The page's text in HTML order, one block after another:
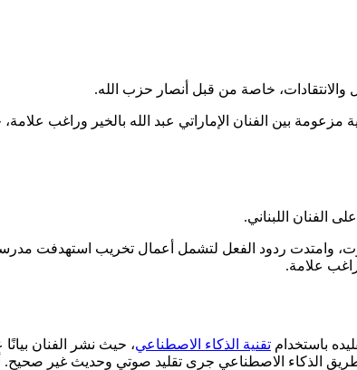
خاصة من قبل أنصار حزب الله.
بين الفنان الإماراتي عبد الله بالخير وراغب
الفنان اللبناني.
وامتدت ردود الفعل لتشمل أعمال تخريب استهدفت
علامة.
باستخدام تقنية الذكاء الاصطناعي، حيث نشر الفنان
الذكاء الاصطناعي جرى تقليد صوتي وحديث غير صحيح.